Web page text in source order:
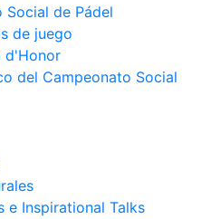
Social de Pádel
de juego
d'Honor
del Campeonato Social
e Inspirational Talks